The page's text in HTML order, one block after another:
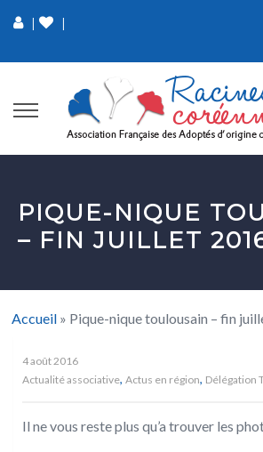
| |
PIQUE-NIQUE
– FIN JUILLET
Accueil » Pique-nique toulousain – fin
4 août 2016
Actualité associative, Actus en région, Délégation
Il ne vous reste plus qu’a trouver les